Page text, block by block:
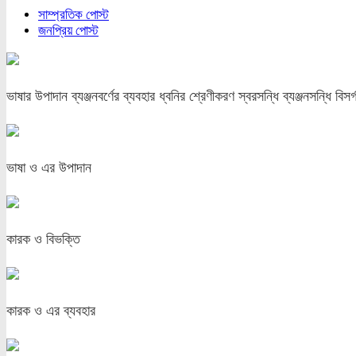
সাম্প্রতিক পোস্ট
জনপ্রিয় পোস্ট
ভাষার উপাদান ব্যঞ্জনবর্ণের ব্যবহার ধ্বনির শ্রেণীকরণ স্বরসন্ধি ব্যঞ্জনসন্ধি
ভাষা ও এর উপাদান
কারক ও বিভক্তি
কারক ও এর ব্যবহার